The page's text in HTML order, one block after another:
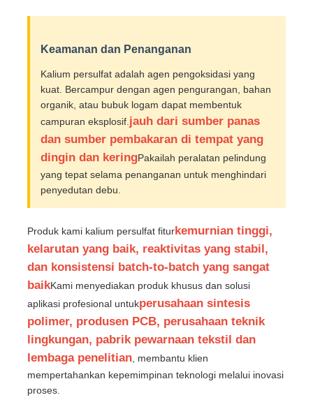
Keamanan dan Penanganan
Kalium persulfat adalah agen pengoksidasi yang
kuat. Bercampur dengan agen pengurangan, bahan
organik, atau bubuk logam dapat membentuk
campuran eksplosif. jauh dari sumber panas
dan sumber pembakaran di tempat yang
dingin dan keringPakailah peralatan pelindung
yang tepat selama penanganan untuk menghindari
penyedutan debu.
Produk kami kalium persulfat fiturkemurnian tinggi,
kelarutan yang baik, reaktivitas yang stabil,
dan konsistensi batch-to-batch yang sangat
baikKami menyediakan produk khusus dan solusi
aplikasi profesional untukperusahaan sintesis
polimer, produsen PCB, perusahaan teknik
lingkungan, pabrik pewarnaan tekstil dan
lembaga penelitian , membantu klien
mempertahankan kepemimpinan teknologi melalui inovasi
proses.